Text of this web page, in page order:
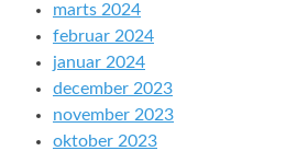
marts 2024
februar 2024
januar 2024
december 2023
november 2023
oktober 2023